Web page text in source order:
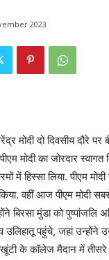
2023
मोदी दो दिवसीय दौरे पर
मोदी का जोरदार स्वागत
हिस्सा लिया. पीएम
वहीं आज पीएम मोदी
बिरसा मुंडा को पुष्पांजलि
उलिहातू पहुंचे, जहां उन्होंने
खूंटी के कॉलेज मैदान में तीसरे